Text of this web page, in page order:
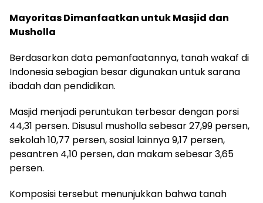
Mayoritas Dimanfaatkan untuk Masjid dan
Musholla
Berdasarkan data pemanfaatannya, tanah wakaf di
Indonesia sebagian besar digunakan untuk sarana
ibadah dan pendidikan.
Masjid menjadi peruntukan terbesar dengan porsi
44,31 persen. Disusul musholla sebesar 27,99 persen,
sekolah 10,77 persen, sosial lainnya 9,17 persen,
pesantren 4,10 persen, dan makam sebesar 3,65
persen.
Komposisi tersebut menunjukkan bahwa tanah